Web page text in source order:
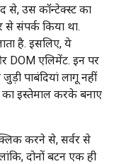
से, उस कॉन्टेक्स्ट का
से संपर्क किया था.
है. इसलिए, ये
एलिमेंट. इन पर
पाबंदियां लागू नहीं
इस्तेमाल करके बनाए
करने से, सर्वर से
दोनों बटन एक ही